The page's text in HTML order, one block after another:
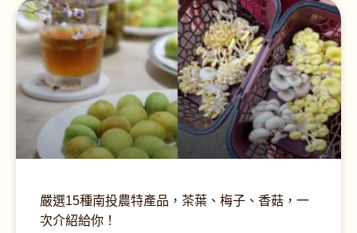
嚴選15種南投農特產品，茶葉、梅子、香菇，一
次介紹給你！